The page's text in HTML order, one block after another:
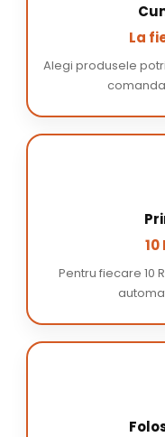
La
Alegi produsele
10
Pentru fiecare 10